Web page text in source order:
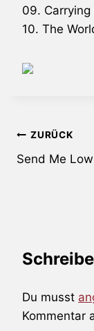
09. Carrying
10. The
ZURÜCK
Send Me Low
Du musst
Kommentar